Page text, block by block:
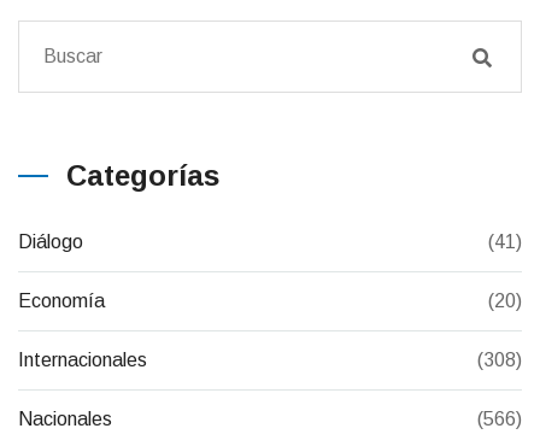
Categorías
Diálogo (41)
Economía (20)
Internacionales (308)
Nacionales (566)